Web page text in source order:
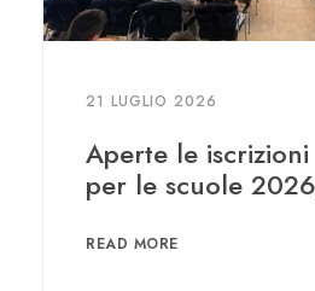
21 LUGLIO 2026
Aperte le
per le scuole
READ MORE